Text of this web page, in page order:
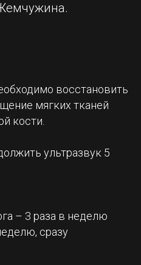
восстановить
мягких тканей
кости.
ультразвук 5
– 3 раза в неделю
сразу